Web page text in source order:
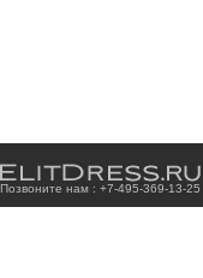
Позвоните нам : +7-495-369-13-25